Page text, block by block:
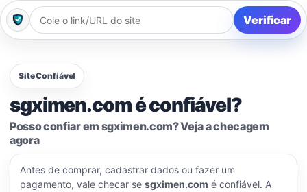
Verificar
Site Confiável
sgximen.com é confiável?
Posso confiar em sgximen.com? Veja a checagem
agora
Antes de comprar, cadastrar dados ou fazer um
pagamento, vale checar se sgximen.com é confiável. A